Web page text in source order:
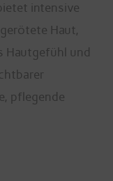
intensive
Haut,
Hautgefühl und
pflegende